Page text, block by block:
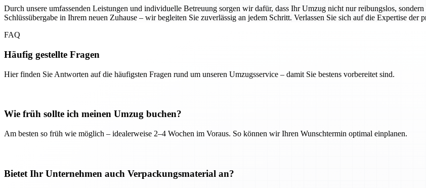
Durch unsere umfassenden Leistungen und individuelle Betreuung sorgen wir dafür, dass Ihr Umzug nicht nur reibungslos,
Schlüssübergabe in Ihrem neuen Zuhause – wir begleiten Sie zuverlässig an jedem Schritt. Verlassen Sie sich auf die Expertise
FAQ
Häufig gestellte Fragen
Hier finden Sie Antworten auf die häufigsten Fragen rund um unseren Umzugsservice – damit Sie bestens vorbereitet sind.
Wie früh sollte ich meinen Umzug buchen?
Am besten so früh wie möglich – idealerweise 2–4 Wochen im Voraus. So können wir Ihren Wunschtermin optimal einplanen.
Bietet Ihr Unternehmen auch Verpackungsmaterial an?